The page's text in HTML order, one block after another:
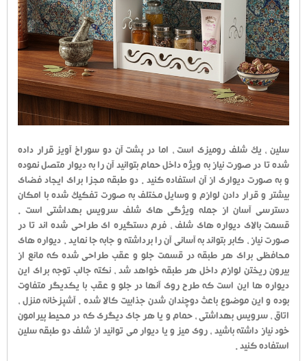
سلین ، یک شلف رومیزی است ، اما در پشت آن دو سوراخ آویز قرار داده
شده تا در صورت نیاز به ویژه داخل حمام بتوانید آن را به دیوار متصل نموده
و به صورت دیواری از آن استفاده کنید . دو طبقه مجزا برای ایجاد فضای
بیشتر و قرار دادن لوازم و وسایل مختلف به صورت تفکیک شده با امکان
دسترسی آسان از جمله ویژگی های شلف سرویس بهداشتی است .
قسمت بالای دیواره های شلف ، فرم دستگیره ای طراحی شده اند تا در
صورت نیاز ، کابر بتواند به آسانی آن را برداشته و جابه جا نماید . دیواره های
محافظی برای هر طبقه در قسمت جلو و عقب طراحی شده که مانع از
بیرون ریختن لوازم داخل هر طبقه خواهد شد ، نکته جالب توجه برای این
دیواره ها این است که طرح روی آنها در جلو و عقب با یکدیگر متفاوت
بوده و این موضوع باعث دوچندان شدن جذابیت کالا شده . آشپزخانه منزل ،
اتاق ، سرویس بهداشتی ، حمام و یا هر جای دیگری که در محیط پیرامون
خود نیاز داشته باشید ، روی میز و یا دیوار می توانید از شلف دو طبقه سلین
استفاده کنید .